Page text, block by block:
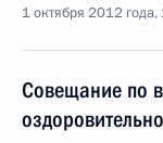
1 октября 2012
Совещание по